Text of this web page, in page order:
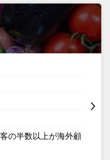
の半数以上が海外顧